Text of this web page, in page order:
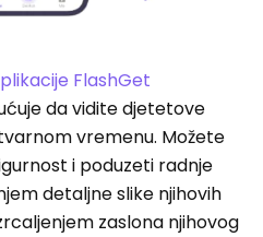
FlashGet
da vidite djetetove
vremenu. Možete
i poduzeti radnje
detaljne slike njihovih
zaslona njihovog